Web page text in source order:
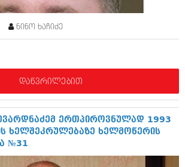
ნინო ხაჩიძე
დაწვრილებით
ერთპიროვნულად 1993
ხელშეკრულებაზე ხელმოწერის
№31